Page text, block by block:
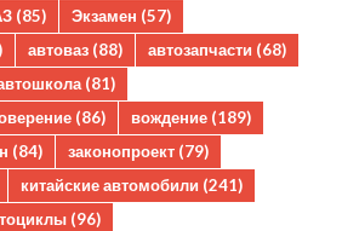
(85) Экзамен (57)
автоваз (88) автозапчасти (68)
(81)
(86) вождение (189)
(84) законопроект (79)
китайские автомобили (241)
(96)